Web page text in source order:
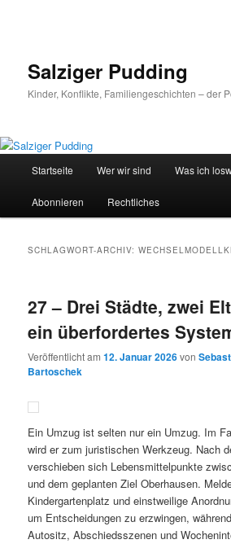
Salziger Pudding
Kinder, Konflikte, Familiengeschichten – der
Startseite Wer wir sind Was ich
Abonnieren Rechtliches
SCHLAGWORT-ARCHIV:
27 – Drei Städte, zwei
ein überfordertes
Veröffentlicht am12. Januar 2026von
Bartoschek
Ein Umzug ist selten nur ein Umzug. Im
wird er zum juristischen Werkzeug. Nach
verschieben sich Lebensmittelpunkte
und dem geplanten Ziel Oberhausen.
Kindergartenplatz und einstweilige
um Entscheidungen zu erzwingen,
Autositz, Abschiedsszenen und